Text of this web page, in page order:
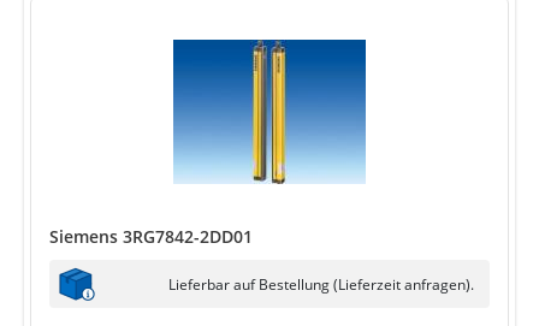
Siemens 3RG7842-2DD01
Lieferbar auf Bestellung (Lieferzeit anfragen).